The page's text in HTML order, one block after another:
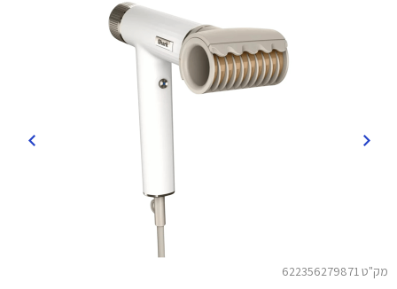
מק"ט 622356279871